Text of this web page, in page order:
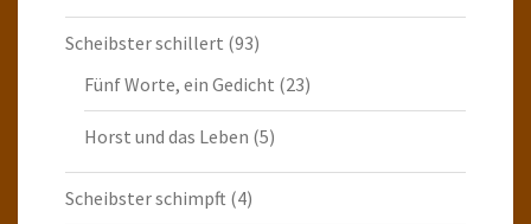
Scheibster schillert (93)
Fünf Worte, ein Gedicht (23)
Horst und das Leben (5)
Scheibster schimpft (4)